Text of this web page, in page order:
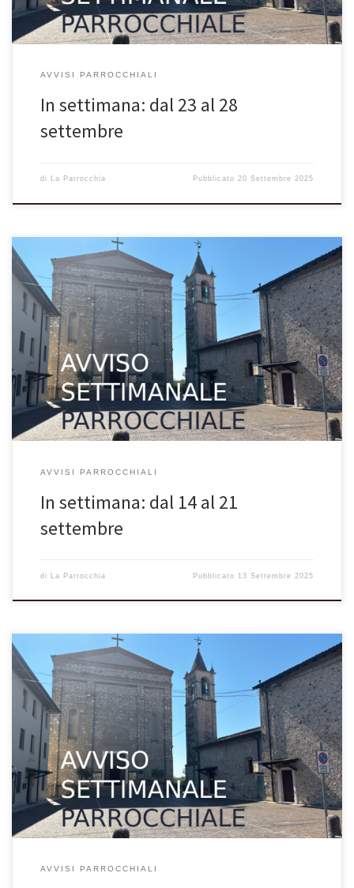
AVVISI PARROCCHIALI
In settimana: dal 23 al 28
settembre
di La Parrocchia Pubblicato20 Settembre 2025
VOLANTINO SETTIMANALE PARROCCHIALE 14 settembre –
Esaltazione della Santa Croce – Anno C In quel tempo, Gesù disse
a Nicodèmo: «Nessuno è mai salito al cielo, se non colui che è
disceso dal cielo, il Figlio dell’uomo. E come Mosè innalzò il
serpente nel deserto, così bisogna che sia innalzato […]
AVVISI PARROCCHIALI
In settimana: dal 14 al 21
settembre
di La Parrocchia Pubblicato 13 Settembre 2025
VOLANTINO SETTIMANALE PARROCCHIALE 07 settembre – 23^
domenica del Tempo Ordinario – Anno C Avvenne che un sabato
Gesù si recò a casa di uno dei capi dei farisei per pranzare ed essi
stavano a osservarlo. In quel tempo, una folla numerosa andava
con Gesù. Egli si voltò e disse […]
AVVISI PARROCCHIALI